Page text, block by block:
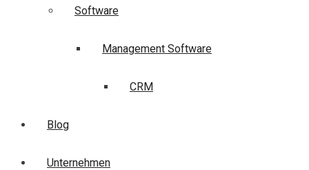
Software
Management Software
CRM
Blog
Unternehmen